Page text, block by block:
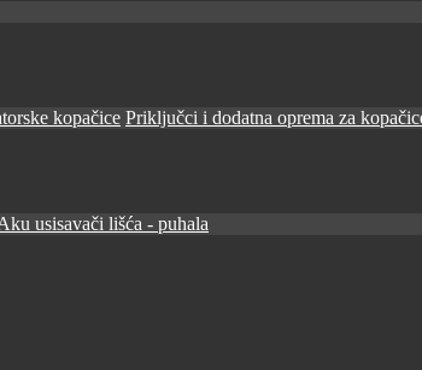
kopačice Priključci i dodatna oprema za
usisavači lišća - puhala